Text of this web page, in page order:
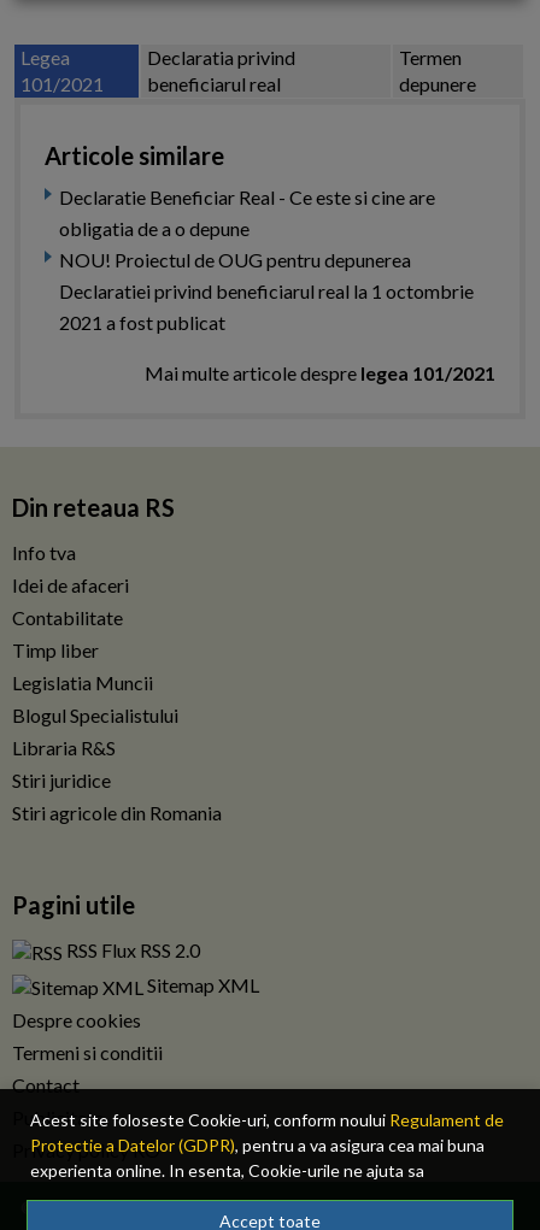
Acest site foloseste Cookie-uri, conform noului Regulament de
Protectie a Datelor (GDPR), pentru a va asigura cea mai buna
experienta online. In esenta, Cookie-urile ne ajuta sa
imbunatatim continutul de pe site, oferindu-va dvs., cititorul, o
experienta online personalizata si mult mai rapida. Ele sunt
Accept toate
Legea
101/2021
Declaratia privind
beneficiarul real
Termen
depunere
Articole similare
Declaratie Beneficiar Real - Ce este si cine are
obligatia de a o depune
NOU! Proiectul de OUG pentru depunerea
Declaratiei privind beneficiarul real la 1 octombrie
2021 a fost publicat
Mai multe articole despre legea 101/2021
Din reteaua RS
Info tva
Idei de afaceri
Contabilitate
Timp liber
Legislatia Muncii
Blogul Specialistului
Libraria R&S
Stiri juridice
Stiri agricole din Romania
Pagini utile
RSS Flux RSS 2.0
Sitemap XML
Despre cookies
Termeni si conditii
Contact
Publicitate
Privacy policy RO
© 2026 Fiscalitatea.ro. Toate drepturile rezervate.